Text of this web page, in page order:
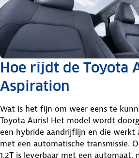
Hoe rijdt de Toyota
Aspiration
Wat is het fijn om weer eens te
Toyota Auris! Het model wordt
een hybride aandrijflijn en die werkt
met een automatische transmissie.
1.2T is leverbaar met een automaat,